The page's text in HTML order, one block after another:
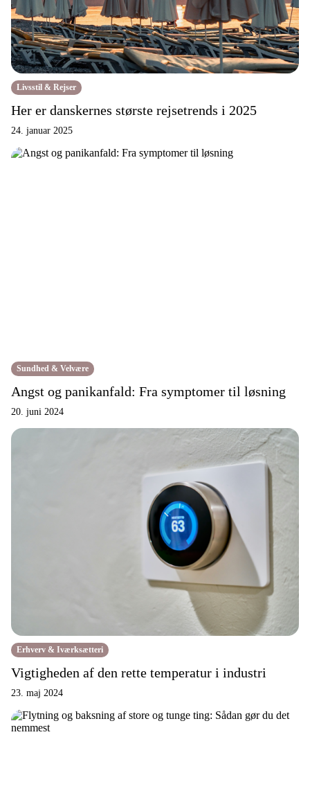
Livsstil & Rejser
Her er danskernes største rejsetrends i 2025
24. januar 2025
Sundhed & Velvære
Angst og panikanfald: Fra symptomer til løsning
20. juni 2024
Erhverv & Iværksætteri
Vigtigheden af den rette temperatur i industri
23. maj 2024